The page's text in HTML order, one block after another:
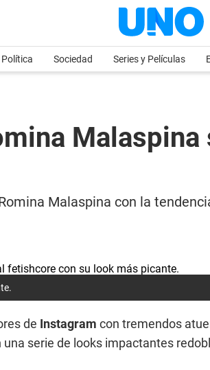
Política Sociedad Series y Películas
Malaspina con la
de Instagram con tremendos
serie de looks impactantes